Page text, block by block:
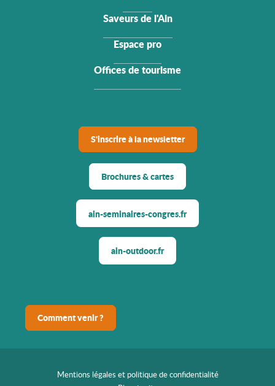
Saveurs de l'Ain
Espace pro
Offices de tourisme
S'inscrire à la newsletter
Brochures & cartes
ain-seminaires-congres.fr
ain-outdoor.fr
Comment venir ?
Mentions légales et politique de confidentialité